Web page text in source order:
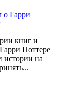
книг и
Поттере
истории на